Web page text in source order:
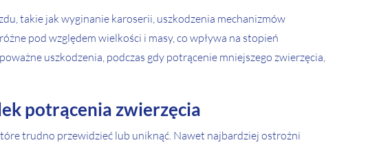
takie jak wyginanie karoserii, uszkodzenia mechanizmów
pod względem wielkości i masy, co wpływa na stopień
uszkodzenia, podczas gdy potrącenie mniejszego zwierzęcia,
potrącenia zwierzęcia
trudno przewidzieć lub uniknąć. Nawet najbardziej ostrożni